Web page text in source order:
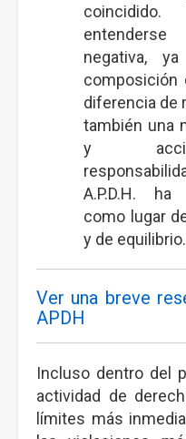
entenderse
negativa,
composición
diferencia de
también una
y
A.P.D.H. ha
como lugar
y de equilibrio.
Ver una breve
APDH
Incluso dentro del
actividad de
límites más